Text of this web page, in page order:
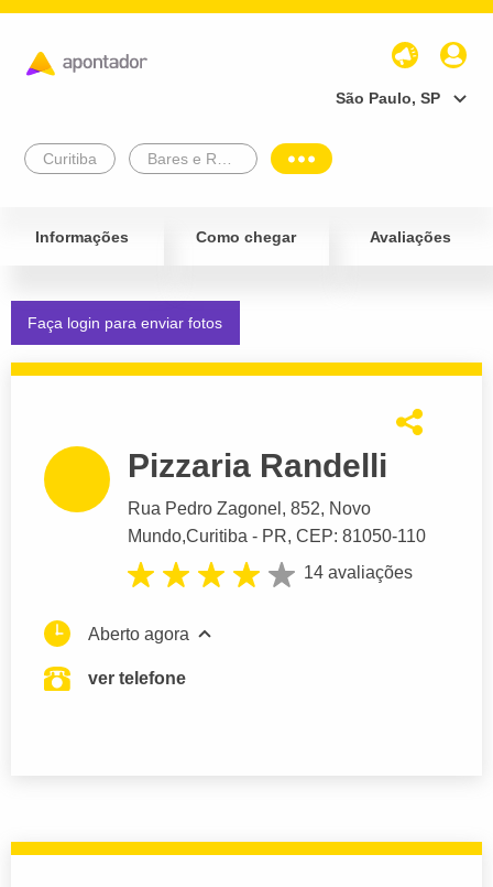
São Paulo, SP
Curitiba
Informações Como chegar Avaliações
Faça login para enviar fotos
Pizzaria Randelli
Rua Pedro Zagonel , 852, Novo
Mundo,Curitiba - PR, CEP: 81050-110
14 avaliações
Aberto agora
ver telefone